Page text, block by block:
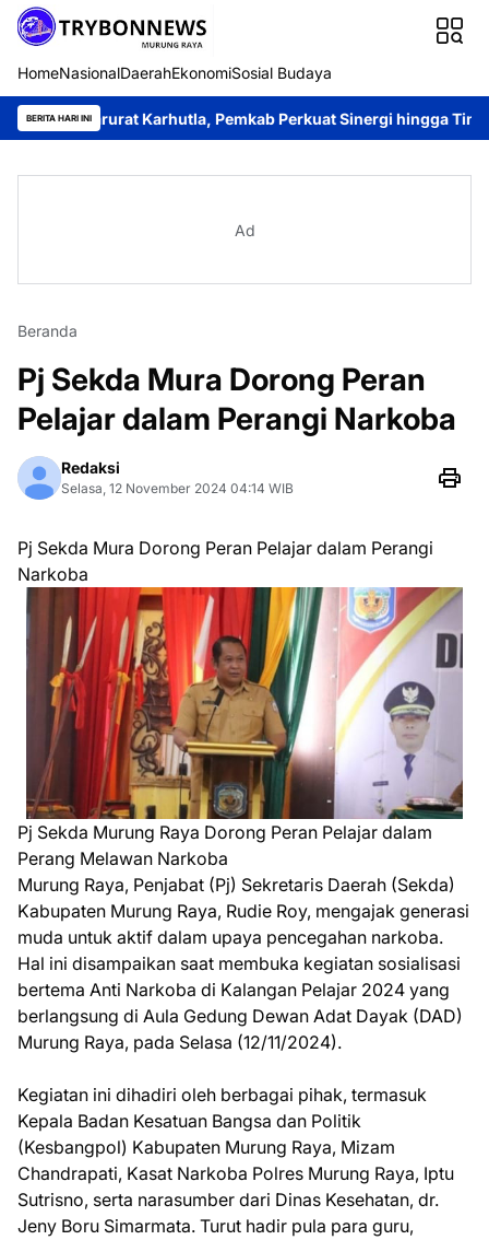
HomeNasionalDaerahEkonomiSosial Budaya
BERITA HARI INI
Karhutla, Pemkab Perkuat Sinergi hingga Tingkat Desa
Ad
Beranda
Pj Sekda Mura Dorong Peran
Pelajar dalam Perangi Narkoba
Redaksi
Selasa, 12 November 2024 04:14 WIB
Pj Sekda Mura Dorong Peran Pelajar dalam Perangi
Narkoba
Pj Sekda Murung Raya Dorong Peran Pelajar dalam
Perang Melawan Narkoba
Murung Raya, Penjabat (Pj) Sekretaris Daerah (Sekda)
Kabupaten Murung Raya, Rudie Roy, mengajak generasi
muda untuk aktif dalam upaya pencegahan narkoba.
Hal ini disampaikan saat membuka kegiatan sosialisasi
bertema Anti Narkoba di Kalangan Pelajar 2024 yang
berlangsung di Aula Gedung Dewan Adat Dayak (DAD)
Murung Raya, pada Selasa (12/11/2024).
Kegiatan ini dihadiri oleh berbagai pihak, termasuk
Kepala Badan Kesatuan Bangsa dan Politik
(Kesbangpol) Kabupaten Murung Raya, Mizam
Chandrapati, Kasat Narkoba Polres Murung Raya, Iptu
Sutrisno, serta narasumber dari Dinas Kesehatan, dr.
Jeny Boru Simarmata. Turut hadir pula para guru,